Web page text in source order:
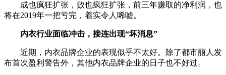
成也疯狂扩张，败也疯狂扩张，前三年赚取的净利润，也
将在2019年一把亏完，着实令人唏嘘。
内衣行业面临冲击，接连出现“坏消息”
近期，内衣品牌企业的表现似乎不太好。除了都市丽人发
布首次盈利警告外，其他内衣品牌企业的日子也不好过。